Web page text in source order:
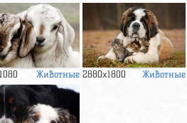
Животные 2880x1800 Животные